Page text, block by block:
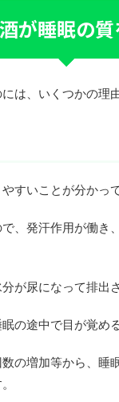
が睡眠の
は、いくつかの理
すいことが分かっ
、発汗作用が働き
が尿になって排出
の途中で目が覚め
の増加等から、睡